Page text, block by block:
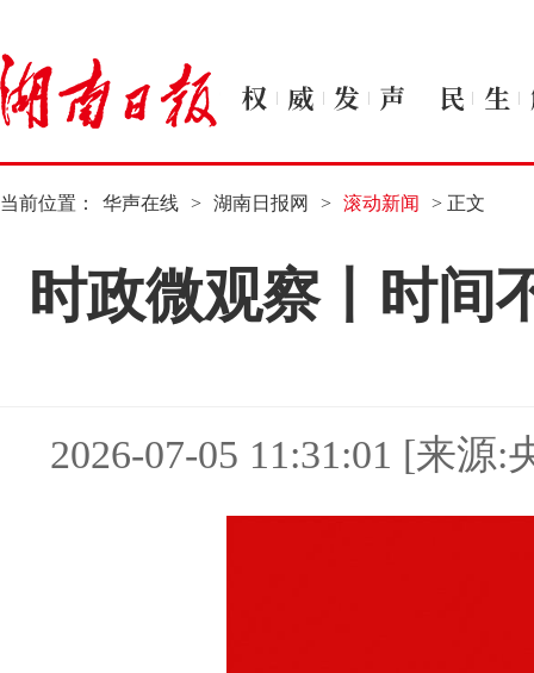
当前位置： 华声在线 > 湖南日报网 > 滚动新闻 > 正文
时政微观察丨时间
2026-07-05 11:31:01 [来